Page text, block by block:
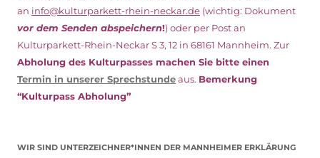
an info@kulturparkett-rhein-neckar.de (wichtig: Dokument
vor dem Senden abspeichern!) oder per Post an
Kulturparkett-Rhein-Neckar S 3, 12 in 68161 Mannheim. Zur
Abholung des Kulturpasses machen Sie bitte einen
Termin in unserer Sprechstundeaus. Bemerkung
“Kulturpass Abholung”
WIR SIND UNTERZEICHNER*INNEN DER MANNHEIMER ERKLÄRUNG